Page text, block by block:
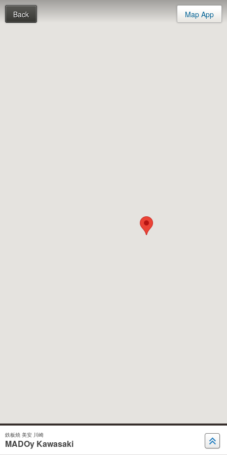
Back Map App
鉄板焼 美安 川崎
MADOy Kawasaki